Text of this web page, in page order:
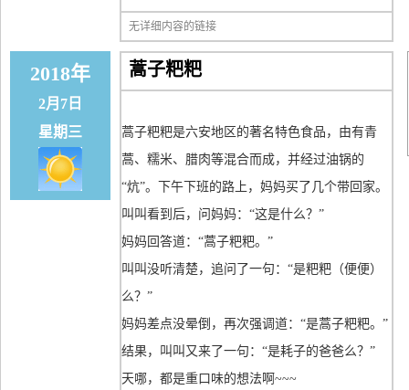
无详细内容的链接
2018年
2月7日
星期三
蒿子粑粑
蒿子粑粑是六安地区的著名特色食品，由有青
蒿、糯米、腊肉等混合而成，并经过油锅的
“炕”。下午下班的路上，妈妈买了几个带回家。
叫叫看到后，问妈妈：“这是什么？”
妈妈回答道：“蒿子粑粑。”
叫叫没听清楚，追问了一句：“是粑粑（便便）
么？”
妈妈差点没晕倒，再次强调道：“是蒿子粑粑。”
结果，叫叫又来了一句：“是耗子的爸爸么？”
天哪，都是重口味的想法啊~~~